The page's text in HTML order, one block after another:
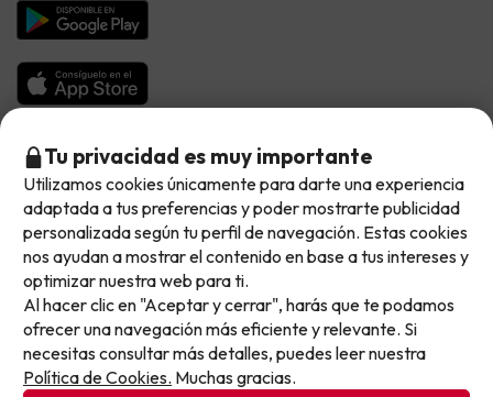
No llegas tarde: llegas al siguiente.
Este chollo ya ha caducado, pero cada día lanzamos
nuevas oportunidades para viajar mejor y pagar
menos.
Apúntate y que el próximo no se te escape.
Pon tu mejor e-mail
Hoteles Salou
Chollos en la playa
Chollos con Vuelo Incluido
Hoteles con toboganes
Selección de la Newsletter
Los favoritos de nuestros clientes
Vacaciones en Octubre
Vacaciones en Noviembre
Métodos de pago disponibles
Condiciones generales
Privacidad datos
Política de cookies
Tu privacidad es muy importante
Utilizamos cookies únicamente para darte una experiencia
adaptada a tus preferencias y poder mostrarte publicidad
personalizada según tu perfil de navegación. Estas cookies
nos ayudan a mostrar el contenido en base a tus intereses y
optimizar nuestra web para ti.
Al hacer clic en "Aceptar y cerrar", harás que te podamos
ofrecer una navegación más eficiente y relevante. Si
necesitas consultar más detalles, puedes leer nuestra
Política de Cookies. Muchas gracias.